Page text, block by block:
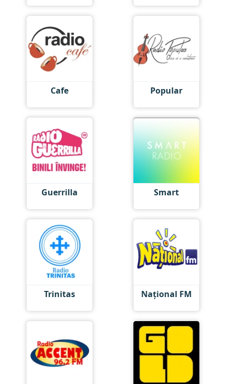
Cafe Popular
Guerrilla Smart
Trinitas Național FM